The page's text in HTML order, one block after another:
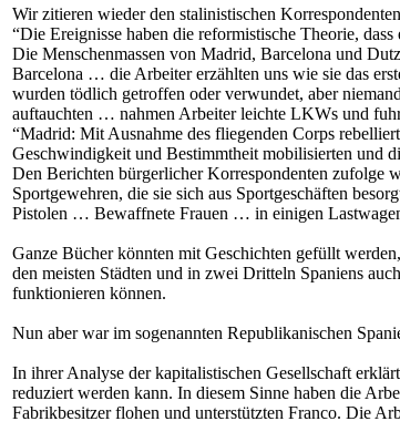
Wir zitieren wieder den stalinistischen
“Die Ereignisse haben die reformistische Theorie,
Die Menschenmassen von Madrid, Barcelona und
Barcelona … die Arbeiter erzählten uns wie sie das
wurden tödlich getroffen oder verwundet, aber
auftauchten … nahmen Arbeiter leichte LKWs und
“Madrid: Mit Ausnahme des fliegenden Corps
Geschwindigkeit und Bestimmtheit mobilisierten und
Den Berichten bürgerlicher Korrespondenten zufolge
Sportgewehren, die sie sich aus Sportgeschäften
Pistolen … Bewaffnete Frauen … in einigen
Ganze Bücher könnten mit Geschichten gefüllt
den meisten Städten und in zwei Dritteln Spaniens
funktionieren können.
Nun aber war im sogenannten Republikanischen
In ihrer Analyse der kapitalistischen Gesellschaft
reduziert werden kann. In diesem Sinne haben die
Fabrikbesitzer flohen und unterstützten Franco. Die